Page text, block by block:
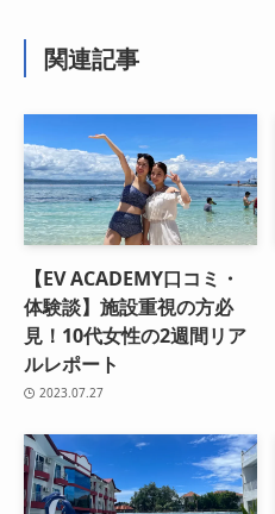
関連記事
【EV ACADEMY口コミ・
体験談】施設重視の方必
見！10代女性の2週間リア
ルレポート
2023.07.27